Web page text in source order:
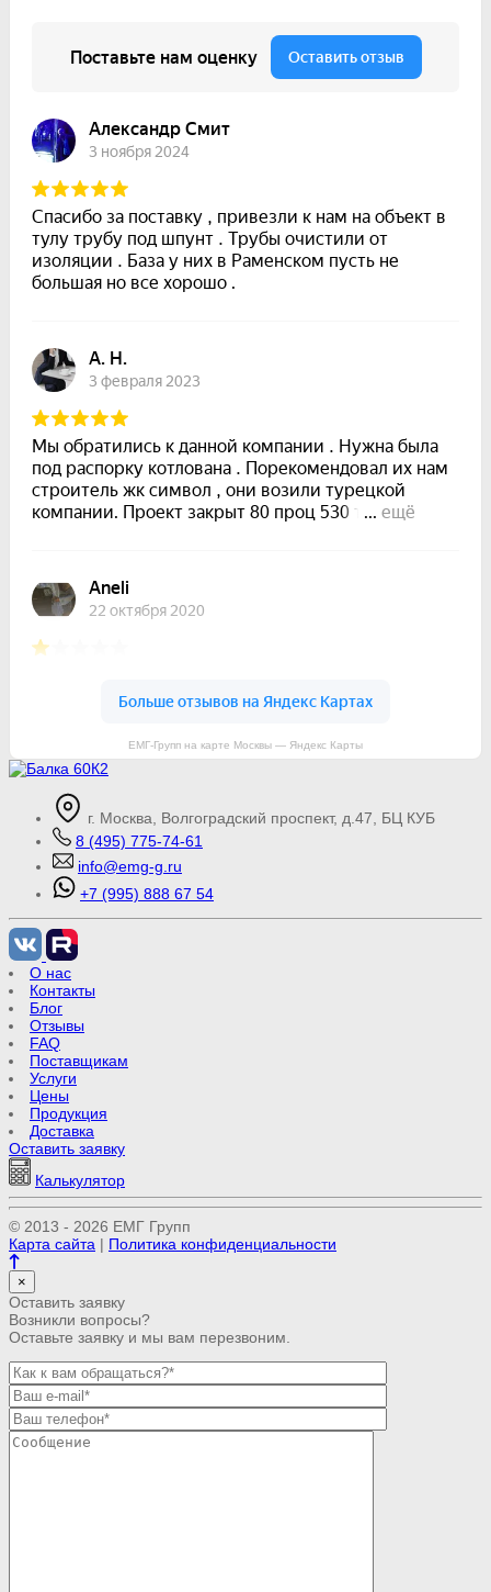
ЕМГ-Групп на карте Москвы — Яндекс Карты
г. Москва, Волгоградский проспект, д.47, БЦ КУБ
8 (495) 775-74-61
info@emg-g.ru
+7 (995) 888 67 54
О нас
Контакты
Блог
Отзывы
FAQ
Поставщикам
Услуги
Цены
Продукция
Доставка
Оставить заявку
Калькулятор
© 2013 - 2026 ЕМГ Групп
Карта сайта | Политика конфиденциальности
×
Оставить заявку
Возникли вопросы?
Оставьте заявку и мы вам перезвоним.